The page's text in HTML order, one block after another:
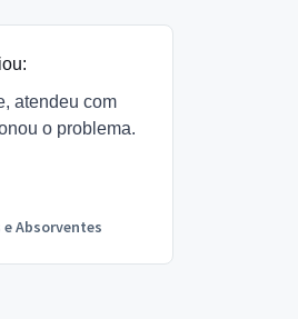
atendeu com
o problema.
e Absorventes